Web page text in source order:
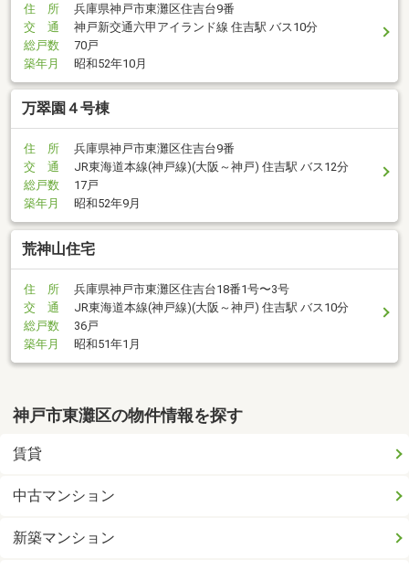
住 所
兵庫県神戸市東灘区住吉台9番
交 通
神戸新交通六甲アイランド線 住吉駅 バス10分
総戸数
70戸
築年月
昭和52年10月
万翠園４号棟
住 所
兵庫県神戸市東灘区住吉台9番
交 通
JR東海道本線(神戸線)(大阪～神戸) 住吉駅 バス12分
総戸数
17戸
築年月
昭和52年9月
荒神山住宅
住 所
兵庫県神戸市東灘区住吉台18番1号〜3号
交 通
JR東海道本線(神戸線)(大阪～神戸) 住吉駅 バス10分
総戸数
36戸
築年月
昭和51年1月
神戸市東灘区の物件情報を探す
賃貸
中古マンション
新築マンション